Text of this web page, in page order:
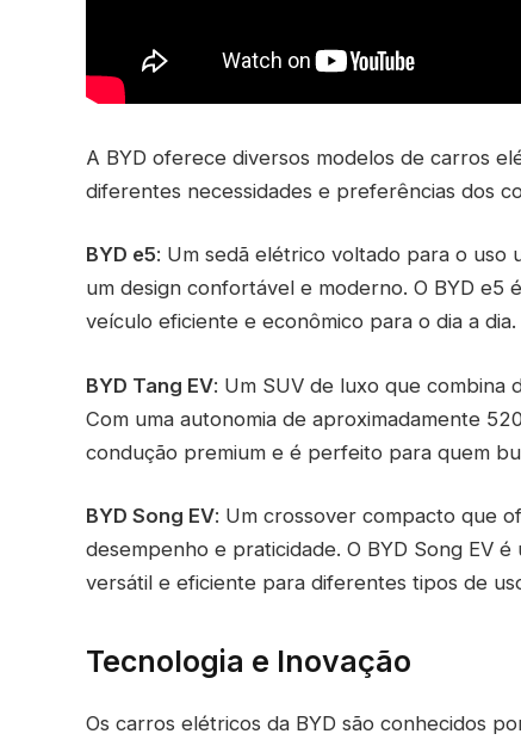
A BYD oferece diversos modelos de carros
diferentes necessidades e preferências dos
BYD e5: Um sedã elétrico voltado para o uso
um design confortável e moderno. O BYD e5
veículo eficiente e econômico para o dia a dia.
BYD Tang EV: Um SUV de luxo que combina
Com uma autonomia de aproximadamente
condução premium e é perfeito para quem
BYD Song EV: Um crossover compacto que
desempenho e praticidade. O BYD Song EV
versátil e eficiente para diferentes tipos de
Tecnologia e Inovação
Os carros elétricos da BYD são conhecidos